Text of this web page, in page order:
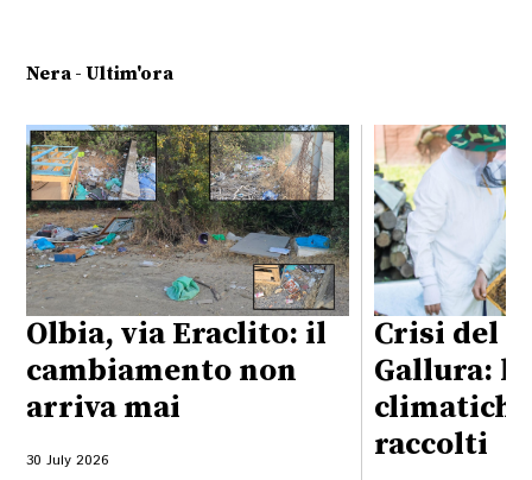
Nera - Ultim'ora
Olbia, via Eraclito: il
cambiamento non
arriva mai
30 July 2026
Crisi del
Gallura:
raccolti